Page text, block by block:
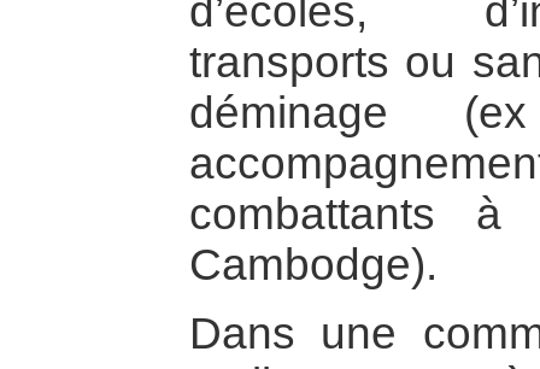
d’écoles,
transports ou
déminage
combattants
Cambodge).
Dans une